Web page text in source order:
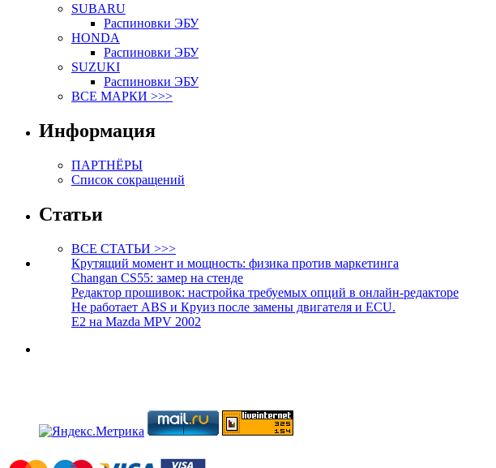
SUBARU
Распиновки ЭБУ
HONDA
Распиновки ЭБУ
SUZUKI
Распиновки ЭБУ
ВСЕ МАРКИ >>>
Информация
ПАРТНЁРЫ
Список сокращений
Статьи
ВСЕ СТАТЬИ >>>
Крутящий момент и мощность: физика против маркетинга
Changan CS55: замер на стенде
Редактор прошивок: настройка требуемых опций в онлайн-редакторе
Не работает ABS и Круиз после замены двигателя и ECU.
E2 на Mazda MPV 2002